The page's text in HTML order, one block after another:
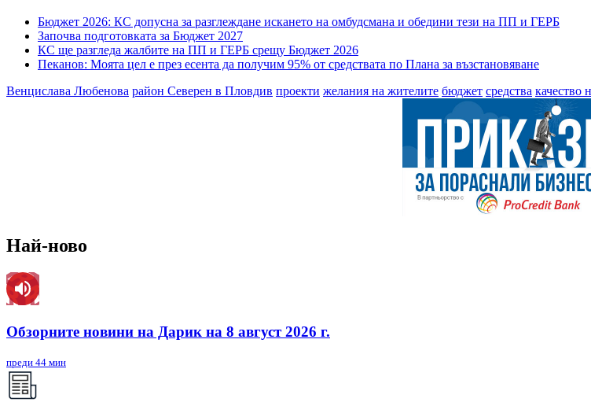
Бюджет 2026: КС допусна за разглеждане искането на омбудсмана и обедини тези на ПП и ГЕРБ
Започва подготовката за Бюджет 2027
КС ще разгледа жалбите на ПП и ГЕРБ срещу Бюджет 2026
Пеканов: Моята цел е през есента да получим 95% от средствата по Плана за възстановяване
Венцислава Любенова район Северен в Пловдив проекти желания на жителите бюджет средства качество
Най-ново
Обзорните новини на Дарик на 8 август 2026 г.
преди 44 мин